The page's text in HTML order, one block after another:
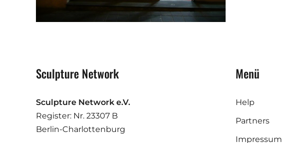
Sculpture Network
Sculpture Network e.V.
Register: Nr. 23307 B
Berlin-Charlottenburg
Menü
Help
Partners
Impressum